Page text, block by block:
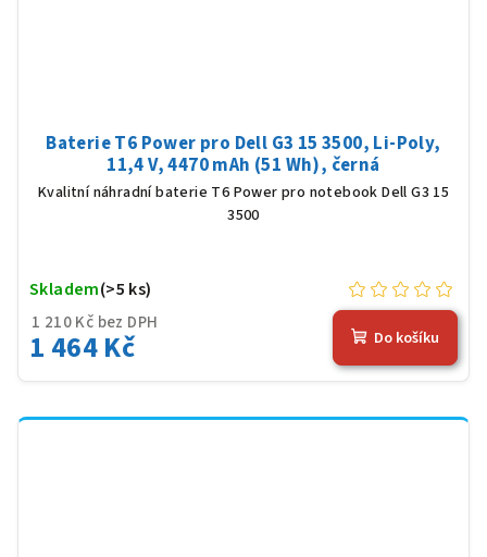
Baterie T6 Power pro Dell G3 15 3500, Li-Poly,
11,4 V, 4470 mAh (51 Wh), černá
Kvalitní náhradní baterie T6 Power pro notebook Dell G3 15
3500
1 210 Kč bez DPH
1 464 Kč
Skladem(>5 ks)
Do košíku